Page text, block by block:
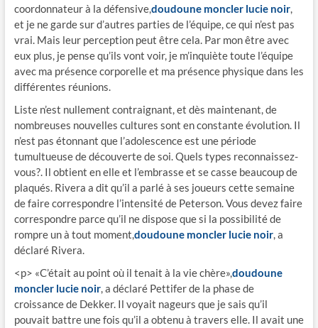
coordonnateur à la défensive,doudoune moncler lucie noir,
et je ne garde sur d’autres parties de l’équipe, ce qui n’est pas
vrai. Mais leur perception peut être cela. Par mon être avec
eux plus, je pense qu’ils vont voir, je m’inquiète toute l’équipe
avec ma présence corporelle et ma présence physique dans les
différentes réunions.
Liste n’est nullement contraignant, et dès maintenant, de
nombreuses nouvelles cultures sont en constante évolution. Il
n’est pas étonnant que l’adolescence est une période
tumultueuse de découverte de soi. Quels types reconnaissez-
vous?. Il obtient en elle et l’embrasse et se casse beaucoup de
plaqués. Rivera a dit qu’il a parlé à ses joueurs cette semaine
de faire correspondre l’intensité de Peterson. Vous devez faire
correspondre parce qu’il ne dispose que si la possibilité de
rompre un à tout moment,doudoune moncler lucie noir, a
déclaré Rivera.
<p> «C’était au point où il tenait à la vie chère»,doudoune
moncler lucie noir, a déclaré Pettifer de la phase de
croissance de Dekker. Il voyait nageurs que je sais qu’il
pouvait battre une fois qu’il a obtenu à travers elle. Il avait une